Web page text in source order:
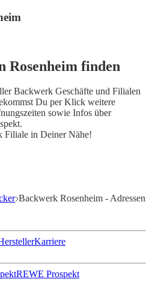
Rosenheim finden
Backwerk Geschäfte und Filialen
Du per Klick weitere
sowie Infos über
Filiale in Deiner Nähe!
Backwerk Rosenheim - Adressen
Karriere
REWE Prospekt